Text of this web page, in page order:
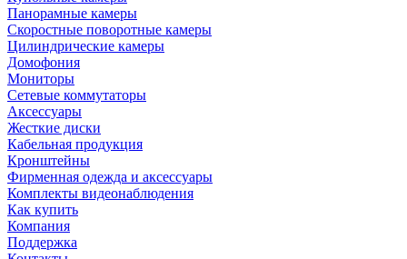
Панорамные камеры
Скоростные поворотные камеры
Цилиндрические камеры
Домофония
Мониторы
Сетевые коммутаторы
Аксессуары
Жесткие диски
Кабельная продукция
Кронштейны
Фирменная одежда и аксессуары
Комплекты видеонаблюдения
Как купить
Компания
Поддержка